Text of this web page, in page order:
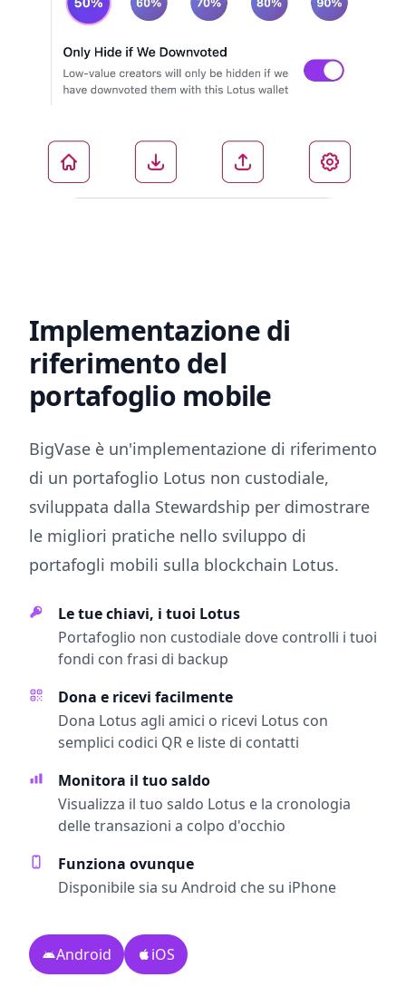
Implementazione di
riferimento del
portafoglio mobile
BigVase è un'implementazione di riferimento
di un portafoglio Lotus non custodiale,
sviluppata dalla Stewardship per dimostrare
le migliori pratiche nello sviluppo di
portafogli mobili sulla blockchain Lotus.
Le tue chiavi, i tuoi Lotus
Portafoglio non custodiale dove controlli i tuoi
fondi con frasi di backup
Dona e ricevi facilmente
Dona Lotus agli amici o ricevi Lotus con
semplici codici QR e liste di contatti
Monitora il tuo saldo
Visualizza il tuo saldo Lotus e la cronologia
delle transazioni a colpo d'occhio
Funziona ovunque
Disponibile sia su Android che su iPhone
Android iOS